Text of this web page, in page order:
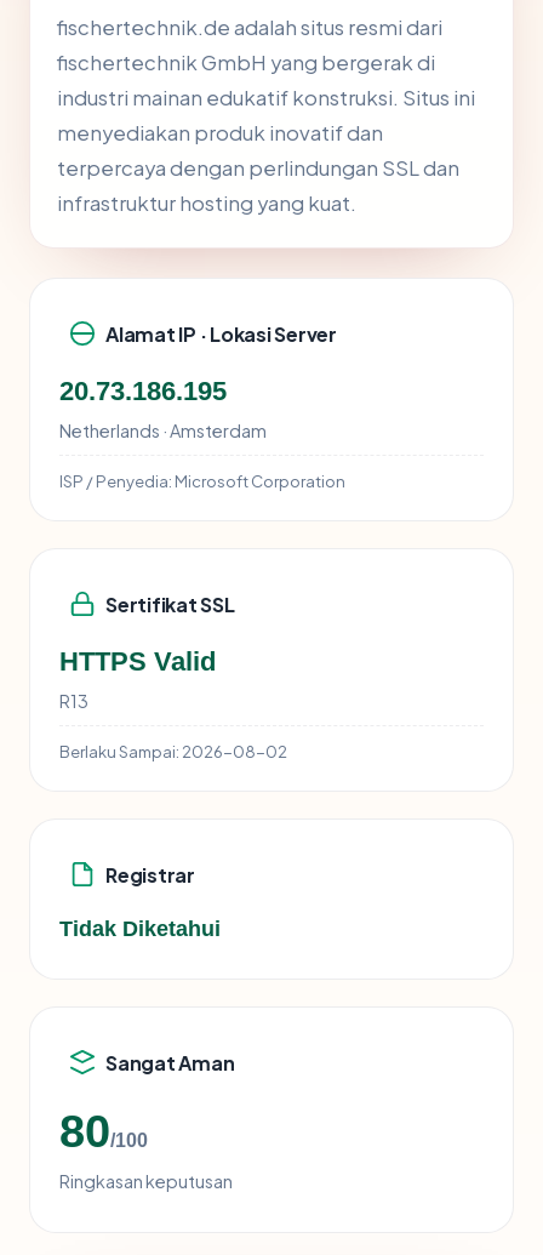
fischertechnik.de adalah situs resmi dari
fischertechnik GmbH yang bergerak di
industri mainan edukatif konstruksi. Situs ini
menyediakan produk inovatif dan
terpercaya dengan perlindungan SSL dan
infrastruktur hosting yang kuat.
Alamat IP · Lokasi Server
20.73.186.195
Netherlands · Amsterdam
ISP / Penyedia: Microsoft Corporation
Sertifikat SSL
HTTPS Valid
R13
Berlaku Sampai: 2026-08-02
Registrar
Tidak Diketahui
Sangat Aman
80/100
Ringkasan keputusan